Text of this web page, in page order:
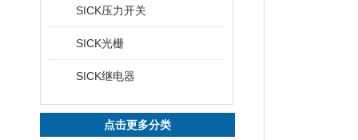
SICK压力开关
SICK光栅
SICK继电器
点击更多分类